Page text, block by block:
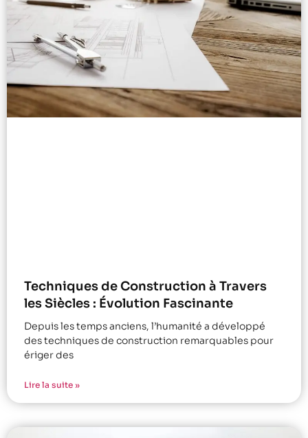
Techniques de Construction à Travers
les Siècles : Évolution Fascinante
Depuis les temps anciens, l’humanité a développé
des techniques de construction remarquables pour
ériger des
Lire la suite »